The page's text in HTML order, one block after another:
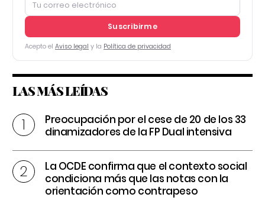
Suscribirme
Acepto el Aviso legal y la Política de privacidad
LAS MÁS LEÍDAS
Preocupación por el cese de 20 de los 33
dinamizadores de la FP Dual intensiva
La OCDE confirma que el contexto social
condiciona más que las notas con la
orientación como contrapeso